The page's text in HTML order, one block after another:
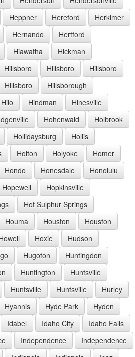
Heppner Hereford
Herkimer
Hernando
Hertford
Hiawatha
Hickman
Hillsboro Hillsboro
Hillsboro
Hillsboro
Hillsborough
Hilo Hindman
Hinesville
Hohenwald
Holbrook
Hollidaysburg
Hollis
Holton Holyoke
Homer
Hondo Honesdale
Honolulu
Hopewell
Hopkinsville
Hot Sulphur Springs
Houma Houston
Houston
Howell Hoxie
Hudson
Hugoton
Huntingdon
Huntington
Huntsville
Huntsville Huntsville
Hurley
Hyannis Hyde Park
Hyden
Idabel Idaho City
Idaho Falls
Independence
Independence